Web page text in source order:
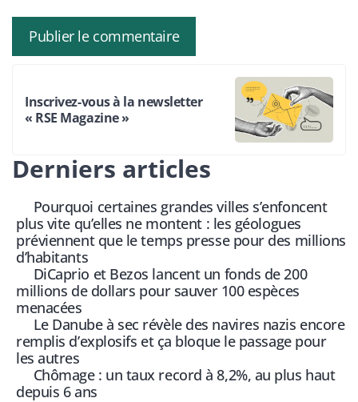
Inscrivez-vous à la newsletter
« RSE Magazine »
Derniers articles
Pourquoi certaines grandes villes s’enfoncent
plus vite qu’elles ne montent : les géologues
préviennent que le temps presse pour des millions
d’habitants
DiCaprio et Bezos lancent un fonds de 200
millions de dollars pour sauver 100 espèces
menacées
Le Danube à sec révèle des navires nazis encore
remplis d’explosifs et ça bloque le passage pour
les autres
Chômage : un taux record à 8,2%, au plus haut
depuis 6 ans